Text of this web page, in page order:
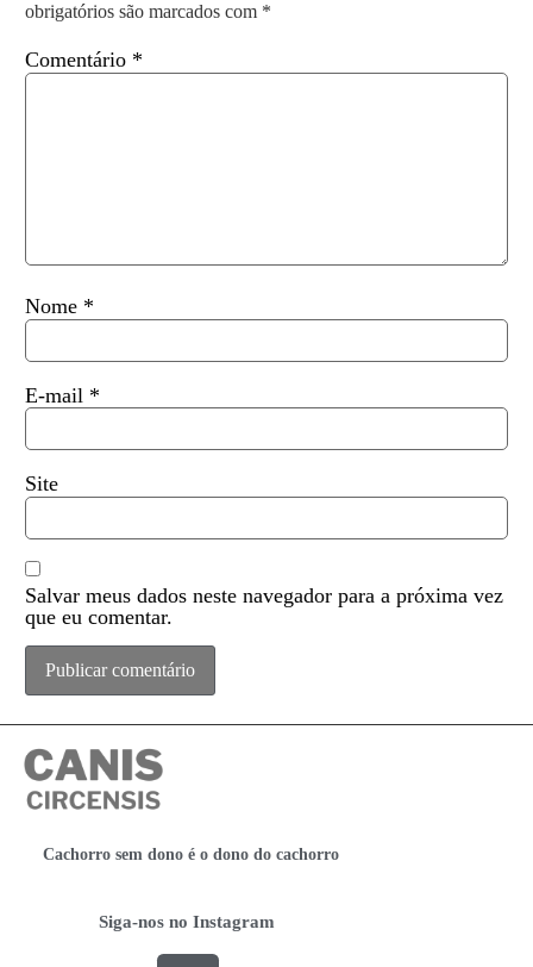
obrigatórios são marcados com *
Comentário *
Nome *
E-mail *
Site
Salvar meus dados neste navegador para a próxima vez
que eu comentar.
Cachorro sem dono é o dono do cachorro
Siga-nos no Instagram